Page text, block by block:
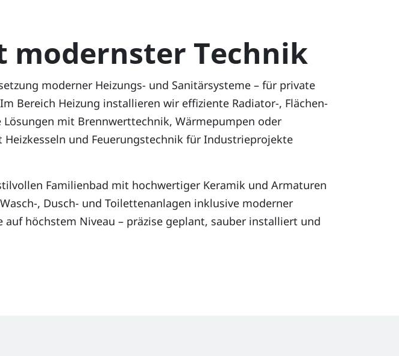
modernster Technik
moderner Heizungs- und Sanitärsysteme – für private
Bereich Heizung installieren wir effiziente Radiator-, Flächen-
mit Brennwerttechnik, Wärmepumpen oder
und Feuerungstechnik für Industrieprojekte
Familienbad mit hochwertiger Keramik und Armaturen
, Dusch- und Toilettenanlagen inklusive moderner
höchstem Niveau – präzise geplant, sauber installiert und